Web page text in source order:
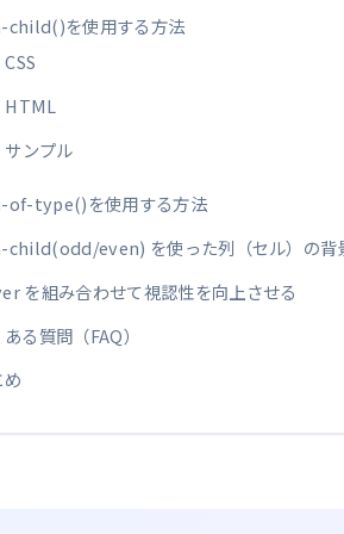
を使用する方法
CSS
HTML
サンプル
of-type()を使用する方法
even) を使った列（セル）の背
を組み合わせて視認性を向上させる
ある質問（FAQ）
め